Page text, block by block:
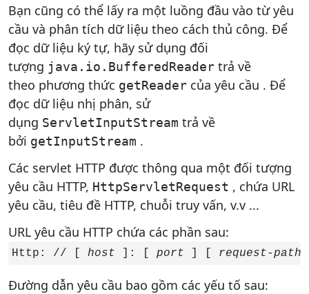
Bạn cũng có thể lấy ra một luồng đầu vào từ yêu
cầu và phân tích dữ liệu theo cách thủ công. Để
đọc dữ liệu ký tự, hãy sử dụng đối
tượng java.io.BufferedReader trả về
theo phương thức getReader của yêu cầu . Để
đọc dữ liệu nhị phân, sử
dụng ServletInputStream trả về
bởi getInputStream .
Các servlet HTTP được thông qua một đối tượng
yêu cầu HTTP, HttpServletRequest , chứa URL
yêu cầu, tiêu đề HTTP, chuỗi truy vấn, v.v ...
URL yêu cầu HTTP chứa các phần sau:
Http: // [ host ]: [ port request-path
Đường dẫn yêu cầu bao gồm các yếu tố sau: